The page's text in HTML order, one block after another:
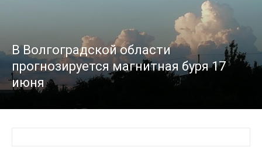
В Волгоградской области
прогнозируется магнитная буря 17
июня